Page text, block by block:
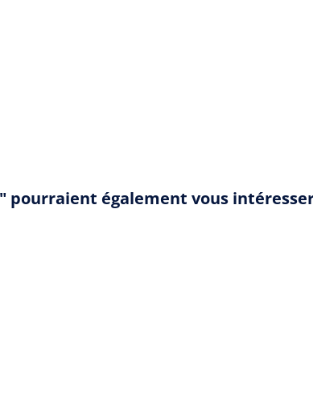
pourraient également vous